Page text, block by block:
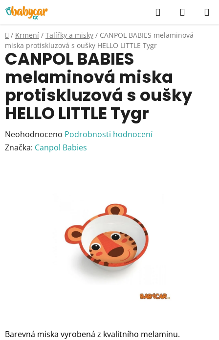
Přejít
na
obsah
Hledat
KOŠÍK
Domů
/ Krmení / Talířky a misky / CANPOL BABIES melaminová
miska protiskluzová s oušky HELLO LITTLE Tygr
Barevná miska vyrobená z kvalitního melaminu.
CANPOL BABIES
melaminová miska
protiskluzová s oušky
HELLO LITTLE Tygr
Průměrné
hodnocení
Neohodnoceno Podrobnosti hodnocení
Značka: Canpol Babies